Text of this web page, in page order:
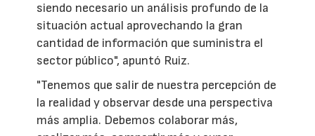
siendo necesario un análisis profundo de la
situación actual aprovechando la gran
cantidad de información que suministra el
sector público", apuntó Ruiz.
"Tenemos que salir de nuestra percepción de
la realidad y observar desde una perspectiva
más amplia. Debemos colaborar más,